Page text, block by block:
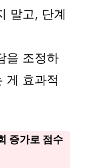
말고, 단계
을 조정하
게 효과적
증가로 점수